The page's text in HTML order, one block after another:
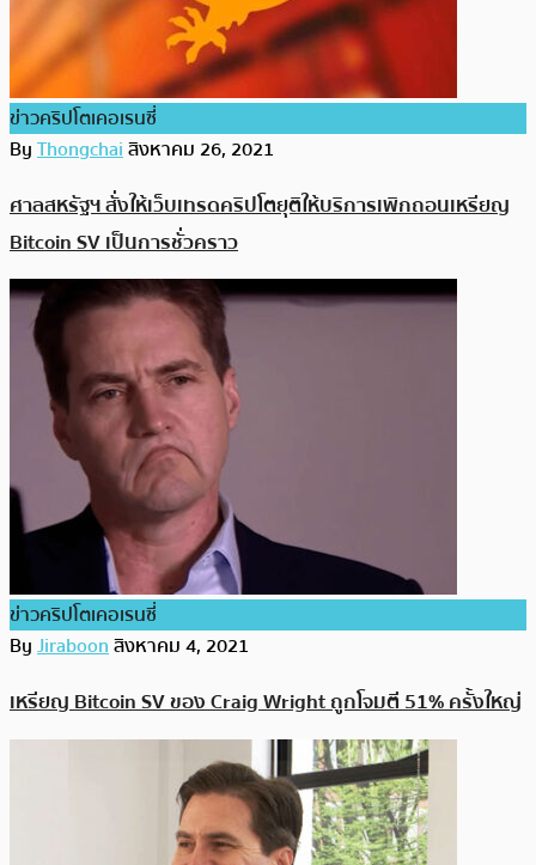
ข่าวคริปโตเคอเรนซี่
ByThongchaiสิงหาคม 26, 2021
ศาลสหรัฐฯ สั่งให้เว็บเทรดคริปโตยุติให้บริการเพิกถอนเหรียญ
Bitcoin SV เป็นการชั่วคราว
ข่าวคริปโตเคอเรนซี่
ByJiraboonสิงหาคม 4, 2021
เหรียญ Bitcoin SV ของ Craig Wright ถูกโจมตี 51% ครั้งใหญ่